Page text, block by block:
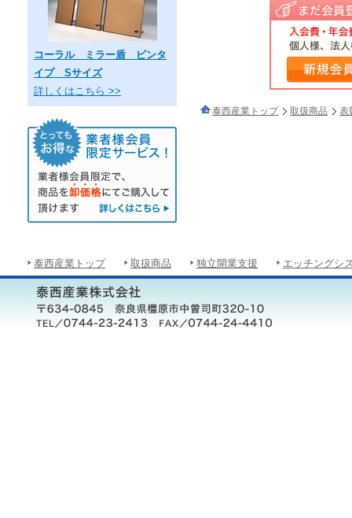
コーラル ミラー盾 ピンタ
イプ Sサイズ
詳しくはこちら >>
泰西産業トップ 取扱商品 表
泰西産業トップ 取扱商品 独立開業支援 エッチングシ